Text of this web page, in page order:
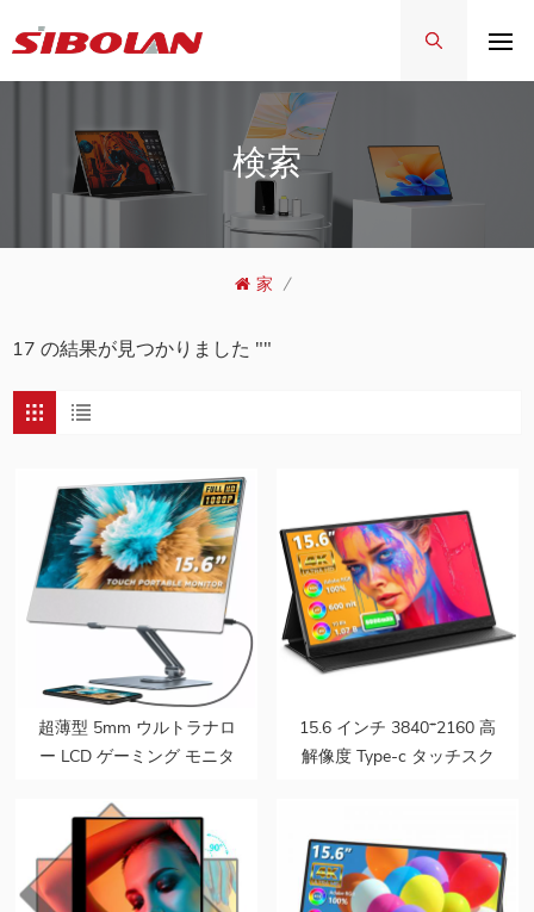
検索
家 /
17 の結果が見つかりました ""
超薄型 5mm ウルトラナロ
ー LCD ゲーミング モニタ
ン 15.6 タッチ ポータブル
モニター ポータブル スピ
ーカー付き ラップトップ
用
15.6 インチ 3840*2160 高
解像度 Type-c タッチスク
バッテリー付き